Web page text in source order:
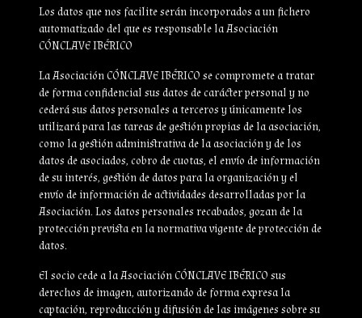
Los datos que nos facilite serán incorporados a un fichero
automatizado del que es responsable la Asociación
CÓNCLAVE IBÉRICO
La Asociación CÓNCLAVE IBÉRICO se compromete a tratar
de forma confidencial sus datos de carácter personal y no
cederá sus datos personales a terceros y únicamente los
utilizará para las tareas de gestión propias de la asociación,
como la gestión administrativa de la asociación y de los
datos de asociados, cobro de cuotas, el envío de información
de su interés, gestión de datos para la organización y el
envío de información de actividades desarrolladas por la
Asociación. Los datos personales recabados, gozan de la
protección prevista en la normativa vigente de protección de
datos.
El socio cede a la Asociación CÓNCLAVE IBÉRICO sus
derechos de imagen, autorizando de forma expresa la
captación, reproducción y difusión de las imágenes sobre su